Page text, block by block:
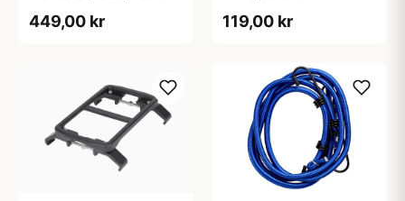
449,00 kr
mm - Sort
119,00 kr